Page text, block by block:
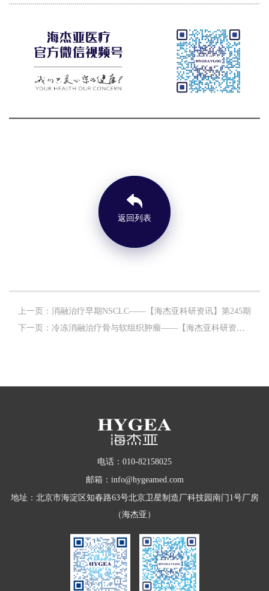
返回列表
上一页：消融治疗早期NSCLC——【海杰亚科研资讯】第245期
电话：010-82158025
邮箱：info@hygeamed.com
地址：北京市海淀区知春路63号北京卫星制造厂科技园南门1号厂房
（海杰亚）